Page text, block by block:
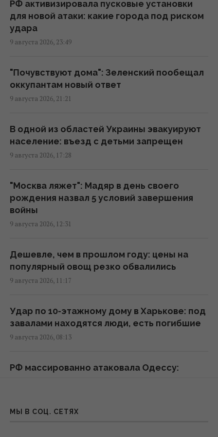
09:47 понедельник, 10 августа 2026
Дроны атаковали крупный НПЗ в
08:35 понедельник, 10 августа 2026
РФ заявила о захвате двух сел в Донецкой
продолжаются, - Reuters
07:10 понедельник, 10 августа 2026
городе значительные разрушения,
пострадали 14 человек
06:36 понедельник, 10 августа 2026
ракета убила 10 членов одной семьи
02:58 понедельник, 10 августа 2026
попытке вторжения со стороны РФ, – Der
Spiegel
00:08 понедельник, 10 августа 2026
КГГА: информация о "технике ВСУ" на
РФ активизировала пусковые установки
для новой атаки: какие города под риском
удара
9 августа 2026, 23:49
"Почувствуют дома": Зеленский пообещал
оккупантам новый ответ
9 августа 2026, 21:21
В одной из областей Украины эвакуируют
население: въезд с детьми запрещен
9 августа 2026, 17:28
"Москва ляжет": Мадяр в день своего
рождения назва л 5 условий завершения
войны
9 августа 2026, 12:31
Дешевле, чем в прошлом году: цены на
популярный овощ резко обвалились
9 августа 2026, 11:17
Удар по 10-этажному дому в Харькове: под
завалами находятся люди, есть погибшие
9 августа 2026, 08:13
РФ массированно атаковала Одессу:
МЫ В СОЦ. СЕТЯХ